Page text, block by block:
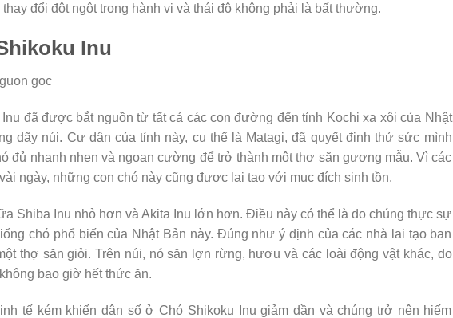
đổi đột ngột trong hành vi và thái độ không phải là bất thường.
Inu
đã được bắt nguồn từ tất cả các con đường đến tỉnh Kochi xa xôi của Nhật
dãy núi. Cư dân của tỉnh này, cụ thể là Matagi, đã quyết định thử sức mình
đủ nhanh nhẹn và ngoan cường để trở thành một thợ săn gương mẫu. Vì các
ngày, những con chó này cũng được lai tạo với mục đích sinh tồn.
Shiba Inu nhỏ hơn và Akita Inu lớn hơn. Điều này có thể là do chúng thực sự
chó phổ biến của Nhật Bản này. Đúng như ý định của các nhà lai tạo ban
thợ săn giỏi. Trên núi, nó săn lợn rừng, hươu và các loài động vật khác, do
bao giờ hết thức ăn.
tế kém khiến dân số ở Chó Shikoku Inu giảm dần và chúng trở nên hiếm